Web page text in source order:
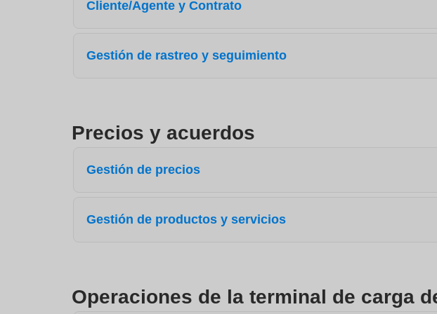
Cliente/Agente y Contrato
Gestión de rastreo y seguimiento
Precios y acuerdos
Gestión de precios
Gestión de productos y servicios
Operaciones de la terminal de carga